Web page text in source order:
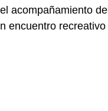
acompañamiento del
encuentro recreativo